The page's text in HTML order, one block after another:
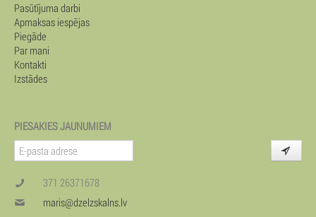
Pasūtījuma darbi
Apmaksas iespējas
Piegāde
Par mani
Kontakti
Izstādes
PIESAKIES JAUNUMIEM
371 26371678
maris@dzelzskalns.lv